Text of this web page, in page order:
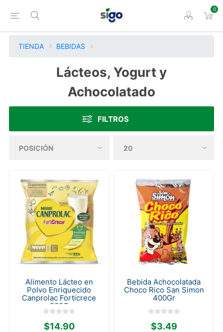
0
TIENDA BEBIDAS
Lácteos, Yogurt y
Achocolatado
FILTROS
Alimento Lácteo en
Polvo Enriquecido
Canprolac Forticrece
800G
$14.90
Bebida Achocolatada
Choco Rico San Simon
400Gr
$3.49